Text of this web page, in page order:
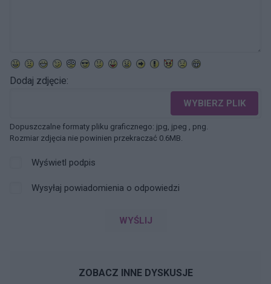
Dodaj zdjęcie:
WYBIERZ PLIK
Dopuszczalne formaty pliku graficznego: jpg, jpeg , png.
Rozmiar zdjęcia nie powinien przekraczać 0.6MB.
Wyświetl podpis
Wysyłaj powiadomienia o odpowiedzi
WYŚLIJ
ZOBACZ INNE DYSKUSJE